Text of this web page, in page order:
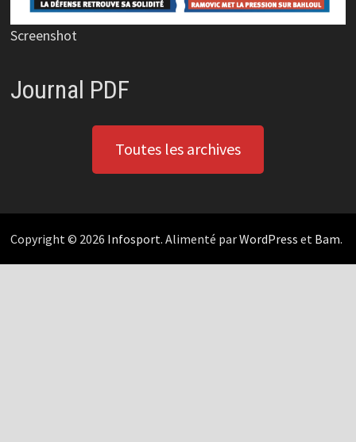
Screenshot
Journal PDF
Toutes les archives
Copyright © 2026 Infosport. Alimenté parWordPress et Bam.